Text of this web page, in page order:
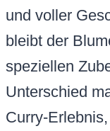
und voller
bleibt der
speziellen
Unterschied
Curry-